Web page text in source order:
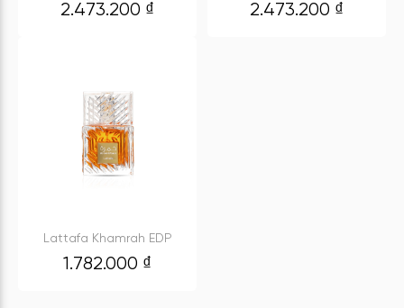
2.473.200 ₫ 2.473.200 ₫
Lattafa Khamrah EDP
1.782.000 ₫